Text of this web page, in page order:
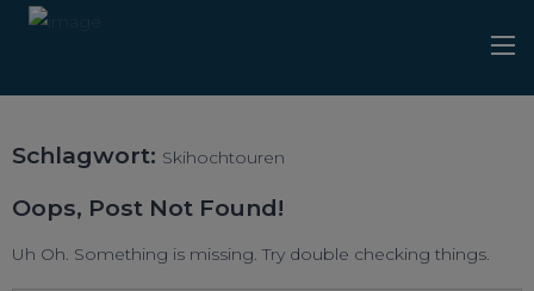
Schlagwort: Skihochtouren
Oops, Post Not Found!
Uh Oh. Something is missing. Try double checking things.